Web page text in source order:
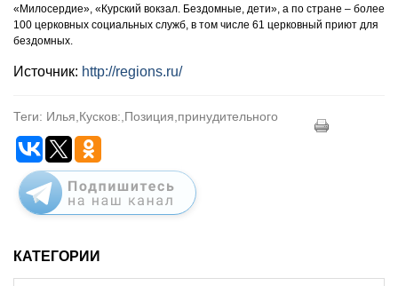
«Милосердие», «Курский вокзал. Бездомные, дети», а по стране – более
100 церковных социальных служб, в том числе 61 церковный приют для
бездомных.
Источник: http://regions.ru/
Теги: Илья,Кусков:,Позиция,принудительного
КАТЕГОРИИ